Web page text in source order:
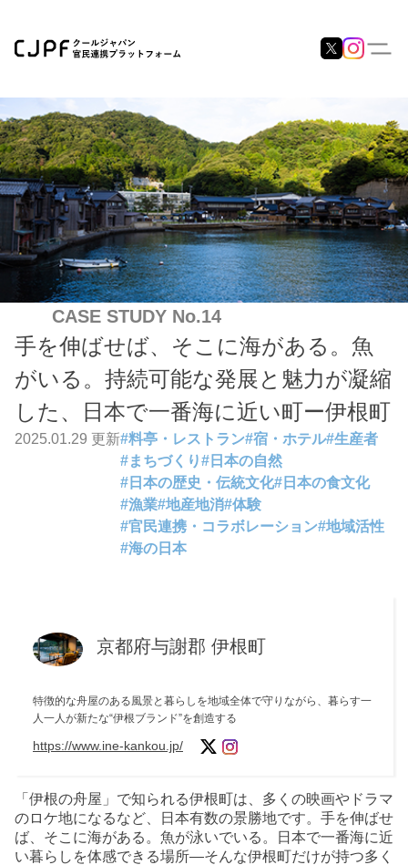
CASE STUDY No.14
手を伸ばせば、そこに海がある。魚
がいる。持続可能な発展と魅力が凝縮
した、日本で一番海に近い町ー伊根町
2025.01.29 更新#料亭・レストラン#宿・ホテル#生産者
#まちづくり# 日本の自然
# 日本の歴史・伝統文化# 日本の食文化
#漁業#地産地消#体験
#官民連携・コラボレーション#地域活性
#海の日本
京都府与謝郡 伊根町
特徴的な舟屋のある風景と暮らしを地域全体で守りながら、暮らす一
人一人が新たな“伊根ブランド”を創造する
https://www.ine-kankou.jp/
「伊根の舟屋」で知られる伊根町は、多くの映画やドラマ
のロケ地になるなど、日本有数の景勝地です。手を伸ばせ
ば、そこに海がある。魚が泳いでいる。日本で一番海に近
い暮らしを体感できる場所―そんな伊根町だけが持つ多く